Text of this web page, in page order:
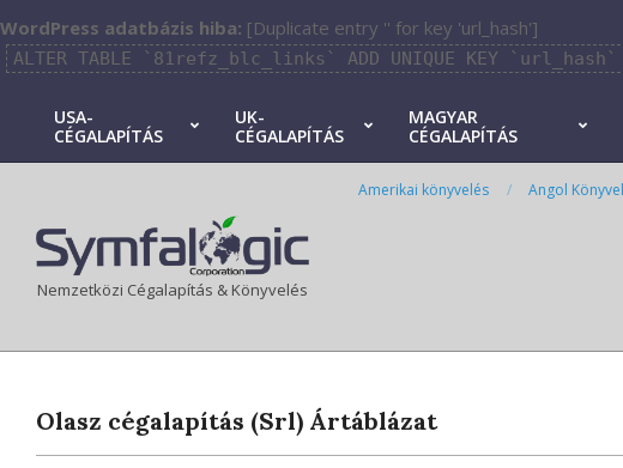
WordPress adatbázis hiba: [Duplicate entry '' for key 'url_hash']
ALTER TABLE `81refz_blc_links` ADD UNIQUE KEY
content
Primary
USA-
CÉGALAPÍTÁS
UK-
CÉGALAPÍTÁS
MAGYAR
CÉGALAPÍTÁS
Nemzetközi Cégalapítás & Könyvelés
Amerikai könyvelés Angol
Olasz cégalapítás (Srl) Ártáblázat